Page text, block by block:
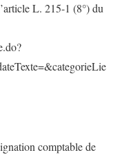
L. 215-1 (8°) du
comptable de